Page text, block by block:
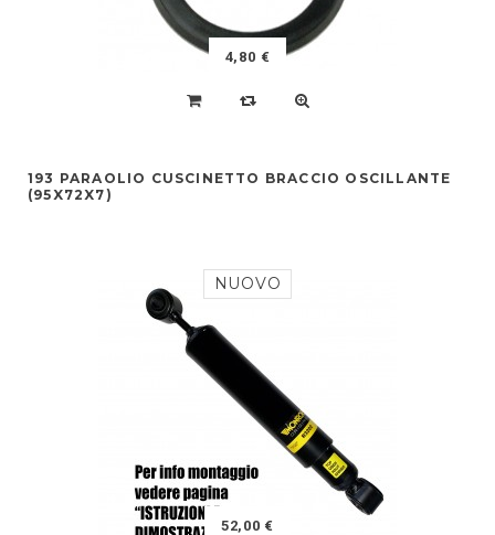
4,80 €
193 PARAOLIO CUSCINETTO BRACCIO OSCILLANTE
(95X72X7)
NUOVO
52,00 €